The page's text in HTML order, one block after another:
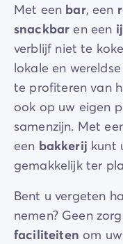
Met een bar, een
snackbar en een
verblijf niet te
lokale en
te profiteren van
ook op uw eigen
samenzijn. Met
een bakkerij kunt
gemakkelijk ter
Bent u vergeten
nemen? Geen
faciliteiten om